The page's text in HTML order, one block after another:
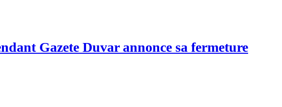
Gazete Duvar annonce sa fermeture